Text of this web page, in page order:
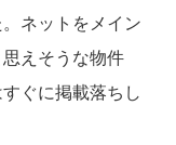
ネットをメイン
えそうな物件
ぐに掲載落ちし